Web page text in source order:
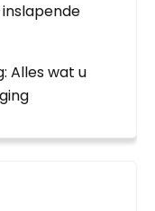
Alles wat u